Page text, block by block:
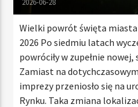
Radio Strefa Muzy
Wielki powrót święta
2026 Po siedmiu latach
powróciły w zupełnie
Zamiast na
imprezy przeniosło się na
Rynku. Taka zmiana